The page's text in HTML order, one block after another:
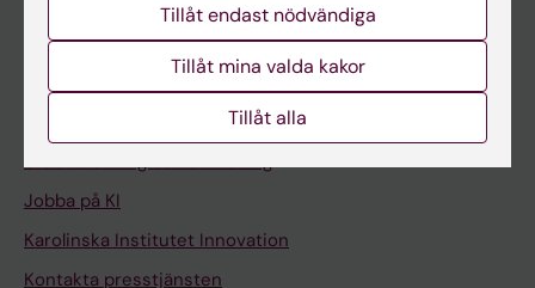
Medarbetarportalen
Kontakta och besök KI
Stöd forskning och utbildning
Jobba på KI
Karolinska Institutet Innovation
Kontakta presstjänsten
Tillåt endast nödvändiga
Tillåt mina valda kakor
Tillåt alla